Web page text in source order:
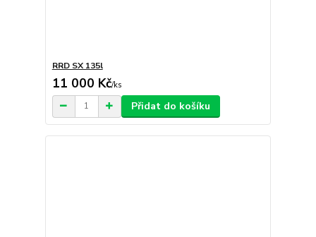
RRD SX 135l
11 000 Kč/ks
Přidat do košíku